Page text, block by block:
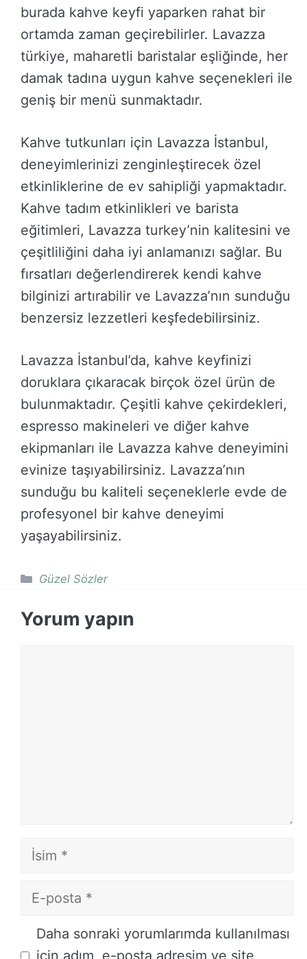
burada kahve keyfi yaparken rahat bir
ortamda zaman geçirebilirler. Lavazza
türkiye, maharetli baristalar eşliğinde, her
damak tadına uygun kahve seçenekleri ile
geniş bir menü sunmaktadır.
Kahve tutkunları için Lavazza İstanbul,
deneyimlerinizi zenginleştirecek özel
etkinliklerine de ev sahipliği yapmaktadır.
Kahve tadım etkinlikleri ve barista
eğitimleri, Lavazza turkey’nin kalitesini ve
çeşitliliğini daha iyi anlamanızı sağlar. Bu
fırsatları değerlendirerek kendi kahve
bilginizi artırabilir ve Lavazza’nın sunduğu
benzersiz lezzetleri keşfedebilirsiniz.
Lavazza İstanbul’da, kahve keyfinizi
doruklara çıkaracak birçok özel ürün de
bulunmaktadır. Çeşitli kahve çekirdekleri,
espresso makineleri ve diğer kahve
ekipmanları ile Lavazza kahve deneyimini
evinize taşıyabilirsiniz. Lavazza’nın
sunduğu bu kaliteli seçeneklerle evde de
profesyonel bir kahve deneyimi
yaşayabilirsiniz.
Kategoriler
Güzel Sözler
Yorum yapın
İsim
E-
İnternet
sitesi
Daha sonraki yorumlarımda kullanılması